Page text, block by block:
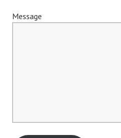
Message